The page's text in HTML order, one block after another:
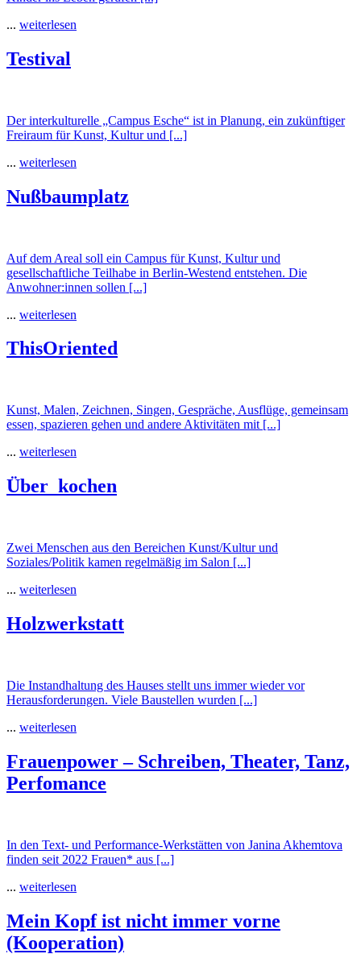
... weiterlesen
Testival
Der interkulturelle „Campus Esche“ ist in Planung, ein zukünftiger
Freiraum für Kunst, Kultur und [...]
... weiterlesen
Nußbaumplatz
Auf dem Areal soll ein Campus für Kunst, Kultur und
gesellschaftliche Teilhabe in Berlin-Westend entstehen. Die
Anwohner:innen sollen [...]
... weiterlesen
ThisOriented
Kunst, Malen, Zeichnen, Singen, Gespräche, Ausflüge, gemeinsam
essen, spazieren gehen und andere Aktivitäten mit [...]
... weiterlesen
Über_kochen
Zwei Menschen aus den Bereichen Kunst/Kultur und
Soziales/Politik kamen regelmäßig im Salon [...]
... weiterlesen
Holzwerkstatt
Die Instandhaltung des Hauses stellt uns immer wieder vor
Herausforderungen. Viele Baustellen wurden [...]
... weiterlesen
Frauenpower – Schreiben, Theater, Tanz,
Perfomance
In den Text- und Performance-Werkstätten von Janina Akhemtova
finden seit 2022 Frauen* aus [...]
... weiterlesen
Mein Kopf ist nicht immer vorne
(Kooperation)